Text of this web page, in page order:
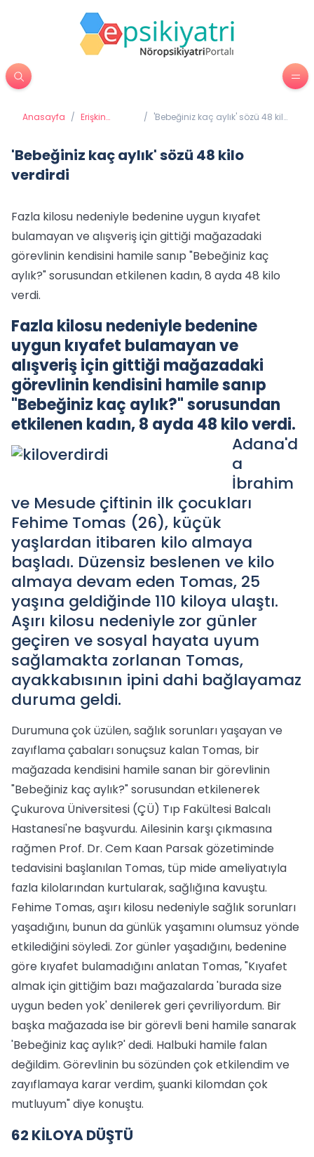
Anasayfa / Erişkin
/ 'Bebeğiniz kaç aylık' sözü 48 kilo
'Bebeğiniz kaç aylık' sözü 48 kilo
verdirdi
Fazla kilosu nedeniyle bedenine uygun kıyafet
bulamayan ve alışveriş için gittiği mağazadaki
görevlinin kendisini hamile sanıp "Bebeğiniz kaç
aylık?" sorusundan etkilenen kadın, 8 ayda 48 kilo
verdi.
Fazla kilosu nedeniyle bedenine
uygun kıyafet bulamayan ve
alışveriş için gittiği mağazadaki
görevlinin kendisini hamile sanıp
"Bebeğiniz kaç aylık?" sorusundan
etkilenen kadın, 8 ayda 48 kilo verdi.
Adana'd
a
İbrahim
ve Mesude çiftinin ilk çocukları
Fehime Tomas (26), küçük
yaşlardan itibaren kilo almaya
başladı. Düzensiz beslenen ve kilo
almaya devam eden Tomas, 25
yaşına geldiğinde 110 kiloya ulaştı.
Aşırı kilosu nedeniyle zor günler
geçiren ve sosyal hayata uyum
sağlamakta zorlanan Tomas,
ayakkabısının ipini dahi bağlayamaz
duruma geldi.
Durumuna çok üzülen, sağlık sorunları yaşayan ve
zayıflama çabaları sonuçsuz kalan Tomas, bir
mağazada kendisini hamile sanan bir görevlinin
"Bebeğiniz kaç aylık?" sorusundan etkilenerek
Çukurova Üniversitesi (ÇÜ) Tıp Fakültesi Balcalı
Hastanesi'ne başvurdu. Ailesinin karşı çıkmasına
rağmen Prof. Dr. Cem Kaan Parsak gözetiminde
tedavisini başlanılan Tomas, tüp mide ameliyatıyla
fazla kilolarından kurtularak, sağlığına kavuştu.
Fehime Tomas, aşırı kilosu nedeniyle sağlık sorunları
yaşadığını, bunun da günlük yaşamını olumsuz yönde
etkilediğini söyledi. Zor günler yaşadığını, bedenine
göre kıyafet bulamadığını anlatan Tomas, "Kıyafet
almak için gittiğim bazı mağazalarda 'burada size
uygun beden yok' denilerek geri çevriliyordum. Bir
başka mağazada ise bir görevli beni hamile sanarak
'Bebeğiniz kaç aylık?' dedi. Halbuki hamile falan
değildim. Görevlinin bu sözünden çok etkilendim ve
zayıflamaya karar verdim, şuanki kilomdan çok
mutluyum" diye konuştu.
62 KİLOYA DÜŞTÜ